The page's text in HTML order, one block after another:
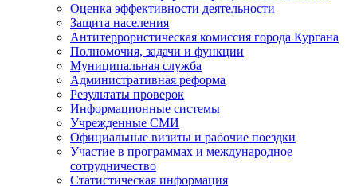
Оценка эффективности деятельности
Защита населения
Антитеррористическая комиссия города Кургана
Полномочия, задачи и функции
Муниципальная служба
Административная реформа
Результаты проверок
Информационные системы
Учрежденные СМИ
Официальные визиты и рабочие поездки
Участие в программах и международное
сотрудничество
Статистическая информация